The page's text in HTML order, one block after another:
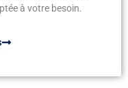
à votre besoin.